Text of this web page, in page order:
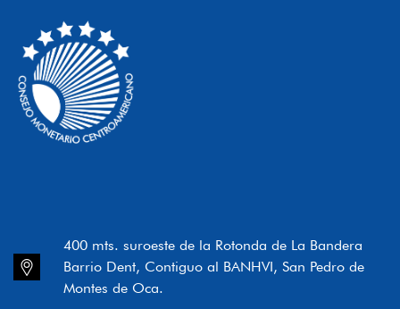
400 mts. suroeste de la Rotonda de La Bandera
Barrio Dent, Contiguo al BANHVI, San Pedro de
Montes de Oca.